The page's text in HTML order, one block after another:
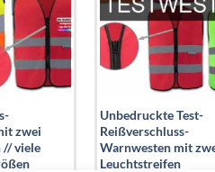
zwei
// viele
Unbedruckte Test-
Reißverschluss-
Warnwesten mit
Leuchtstreifen